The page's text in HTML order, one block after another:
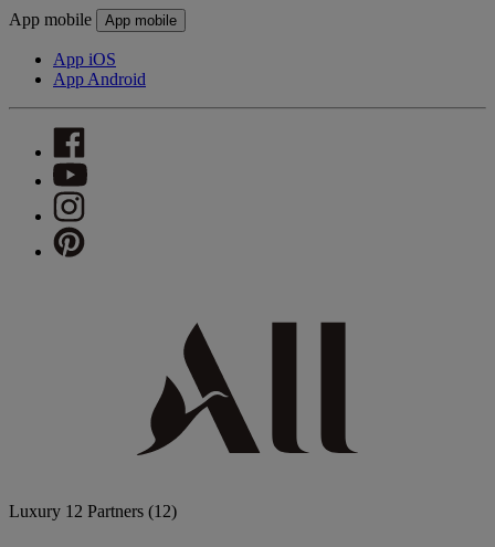
App mobile App mobile
App iOS
App Android
Luxury 12 Partners (12)